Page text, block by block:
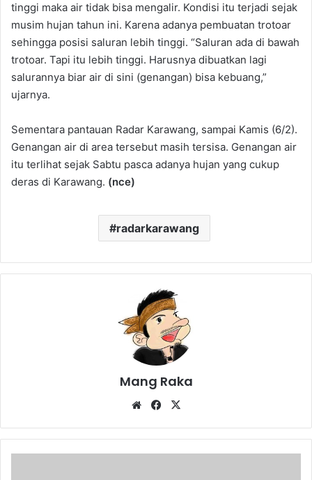
tinggi maka air tidak bisa mengalir. Kondisi itu terjadi sejak
musim hujan tahun ini. Karena adanya pembuatan trotoar
sehingga posisi saluran lebih tinggi. “Saluran ada di bawah
trotoar. Tapi itu lebih tinggi. Harusnya dibuatkan lagi
salurannya biar air di sini (genangan) bisa kebuang,”
ujarnya.
Sementara pantauan Radar Karawang, sampai Kamis (6/2).
Genangan air di area tersebut masih tersisa. Genangan air
itu terlihat sejak Sabtu pasca adanya hujan yang cukup
deras di Karawang. (nce)
radarkarawang
Mang Raka
WebsiteFacebook